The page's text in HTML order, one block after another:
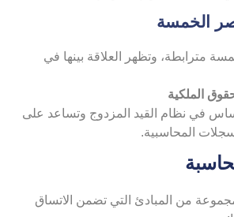
الخمسة
وتظهر العلاقة بينها في
الملكية
في نظام القيد المزدوج وتساعد على
المحاسبية.
من المبادئ التي تضمن الاتساق